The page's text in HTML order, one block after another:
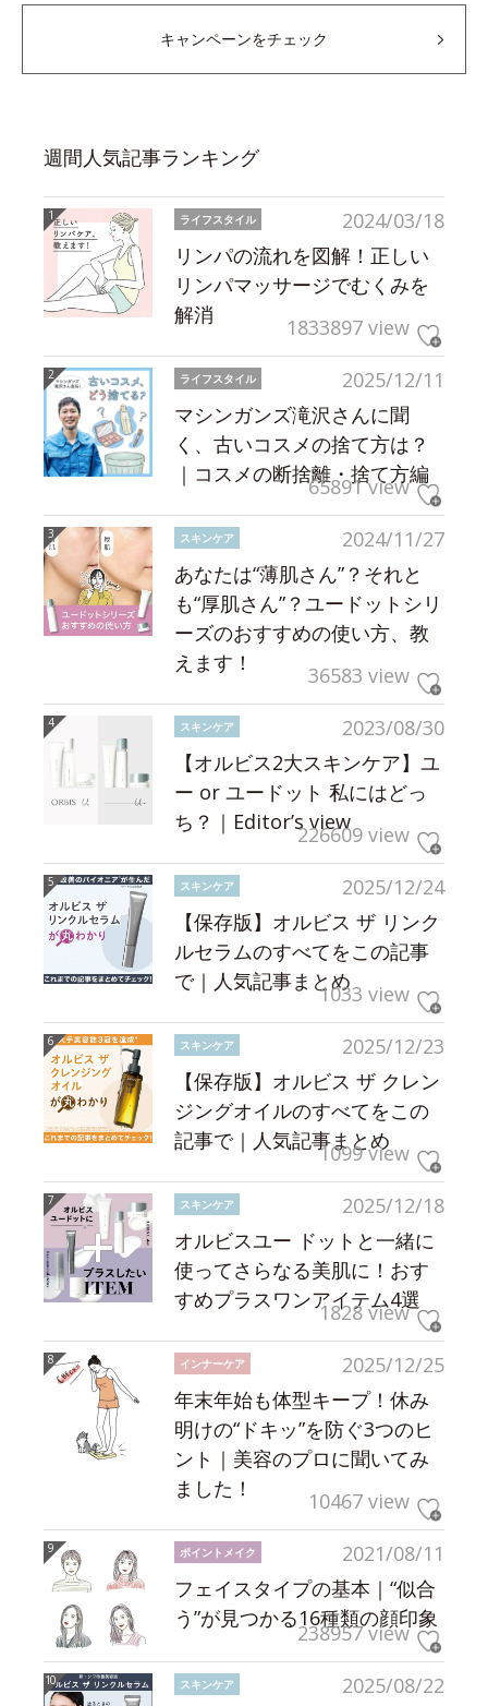
キャンペーンをチェック
週間人気記事ランキング
2024/03/18
ライフスタイル
リンパの流れを図解！正しい
リンパマッサージでむくみを
解消
1833897 view
2025/12/11
ライフスタイル
マシンガンズ滝沢さんに聞
く、古いコスメの捨て方は？
｜コスメの断捨離・捨て方編
65891 view
2024/11/27
スキンケア
あなたは“薄肌さん”？それと
も“厚肌さん”？ユードットシリ
ーズのおすすめの使い方、教
えます！
36583 view
2023/08/30
スキンケア
【オルビス2大スキンケア】ユ
ー or ユードット 私にはどっ
ち？｜Editor’s view226609 view
2025/12/24
スキンケア
【保存版】オルビス ザ リンク
ルセラムのすべてをこの記事
で｜人気記事まとめ1033 view
2025/12/23
スキンケア
【保存版】オルビス ザ クレン
ジングオイルのすべてをこの
記事で｜人気記事まとめ
1099 view
2025/12/18
スキンケア
オルビスユー ドットと一緒に
使ってさらなる美肌に！おす
すめプラスワンアイテム4選
1828 view
2025/12/25
インナーケア
年末年始も体型キープ！休み
明けの“ドキッ”を防ぐ3つのヒ
ント｜美容のプロに聞いてみ
ました！
10467 view
2021/08/11
ポイントメイク
フェイスタイプの基本｜“似合
う”が見つかる16種類の顔印象
238957 view
2025/08/22
スキンケア